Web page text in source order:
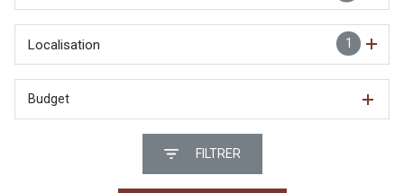
1
Localisation
Budget
FILTRER